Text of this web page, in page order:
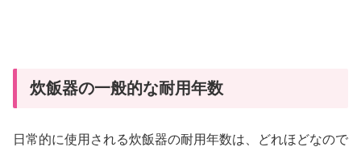
炊飯器の一般的な耐用年数
日常的に使用される炊飯器の耐用年数は、どれほどなので